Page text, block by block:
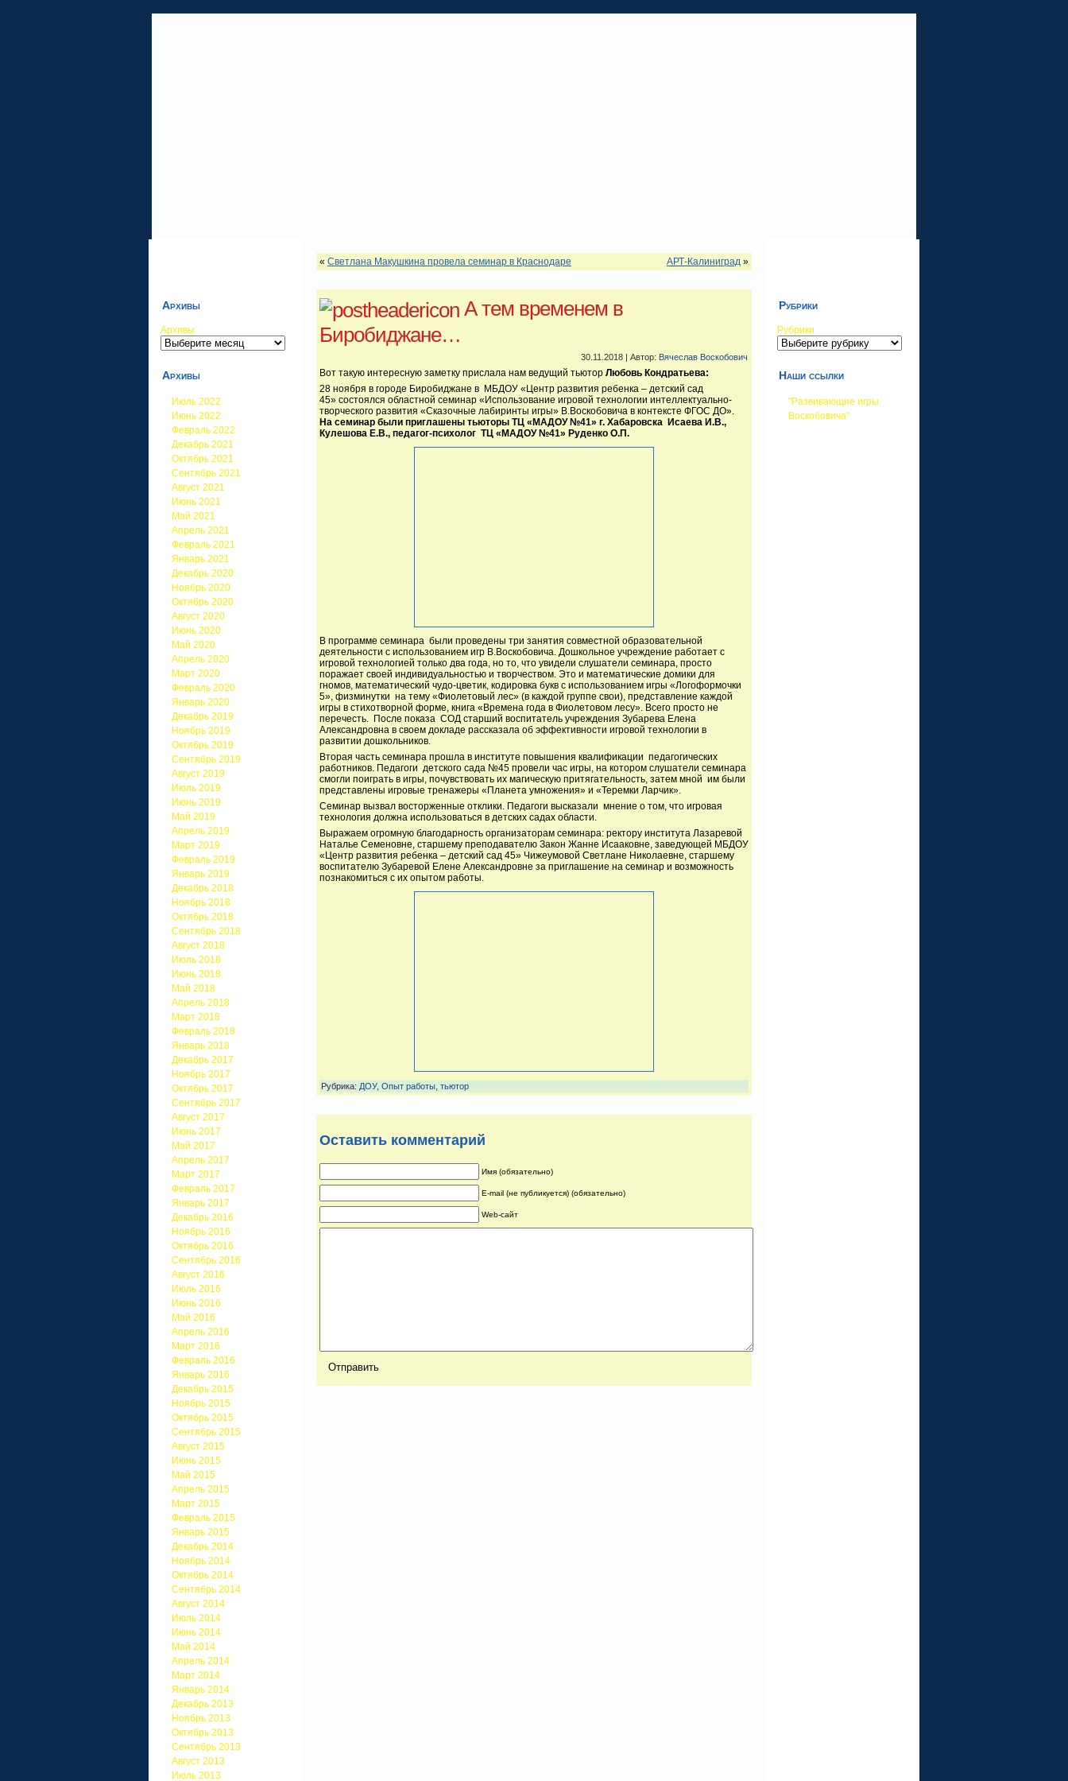
Архивы
Архивы
Архивы
Июль 2022
Июнь 2022
Февраль 2022
Декабрь 2021
Октябрь 2021
Сентябрь 2021
Август 2021
Июнь 2021
Май 2021
Апрель 2021
Февраль 2021
Январь 2021
Декабрь 2020
Ноябрь 2020
Октябрь 2020
Август 2020
Июнь 2020
Май 2020
Апрель 2020
Март 2020
Февраль 2020
Январь 2020
Декабрь 2019
Ноябрь 2019
Октябрь 2019
Сентябрь 2019
Август 2019
Июль 2019
Июнь 2019
Май 2019
Апрель 2019
Март 2019
Февраль 2019
Январь 2019
Декабрь 2018
Ноябрь 2018
Октябрь 2018
Сентябрь 2018
Август 2018
Июль 2018
Июнь 2018
Май 2018
Апрель 2018
Март 2018
Февраль 2018
Январь 2018
Декабрь 2017
Ноябрь 2017
Октябрь 2017
Сентябрь 2017
Август 2017
Июнь 2017
Май 2017
Апрель 2017
Март 2017
Февраль 2017
Январь 2017
Декабрь 2016
Ноябрь 2016
Октябрь 2016
Сентябрь 2016
Август 2016
Июль 2016
Июнь 2016
Май 2016
Апрель 2016
Март 2016
Февраль 2016
Январь 2016
Декабрь 2015
Ноябрь 2015
Октябрь 2015
Сентябрь 2015
Август 2015
Июнь 2015
Май 2015
Апрель 2015
Март 2015
Февраль 2015
Январь 2015
Декабрь 2014
Ноябрь 2014
Октябрь 2014
Сентябрь 2014
Август 2014
Июль 2014
Июнь 2014
Май 2014
Апрель 2014
Март 2014
Январь 2014
Декабрь 2013
Ноябрь 2013
Октябрь 2013
Сентябрь 2013
Август 2013
Июль 2013
« Светлана Макушкина провела семинар в Краснодаре АРТ-Калиниград »
А тем временем в
Биробиджане…
30.11.2018 | Автор: Вячеслав Воскобович
Вот такую интересную заметку прислала нам ведущий тьютор Любовь Кондратьева:
28 ноября в городе Биробиджане в МБДОУ «Центр развития ребенка – детский сад
45» состоялся областной семинар «Использование игровой технологии интеллектуально-
творческого развития «Сказочные лабиринты игры» В.Воскобовича в контексте ФГОС ДО».
На семинар были приглашены тьюторы ТЦ «МАДОУ №41» г. Хабаровска Исаева И.В.,
Кулешова Е.В., педагог-психолог ТЦ «МАДОУ №41» Руденко О.П.
В программе семинара были проведены три занятия совместной образовательной
деятельности с использованием игр В.Воскобовича. Дошкольное учреждение работает с
игровой технологией только два года, но то, что увидели слушатели семинара, просто
поражает своей индивидуальностью и творчеством. Это и математические домики для
гномов, математический чудо-цветик, кодировка букв с использованием игры «Логоформочки
5», физминутки на тему «Фиолетовый лес» (в каждой группе свои), представление каждой
игры в стихотворной форме, книга «Времена года в Фиолетовом лесу». Всего просто не
перечесть. После показа СОД старший воспитатель учреждения Зубарева Елена
Александровна в своем докладе рассказала об эффективности игровой технологии в
развитии дошкольников.
Вторая часть семинара прошла в институте повышения квалификации педагогических
работников. Педагоги детского сада №45 провели час игры, на котором слушатели семинара
смогли поиграть в игры, почувствовать их магическую притягательность, затем мной им были
представлены игровые тренажеры «Планета умножения» и «Теремки Ларчик».
Семинар вызвал восторженные отклики. Педагоги высказали мнение о том, что игровая
технология должна использоваться в детских садах области.
Выражаем огромную благодарность организаторам семинара: ректору института Лазаревой
Наталье Семеновне, старшему преподавателю Закон Жанне Исааковне, заведующей МБДОУ
«Центр развития ребенка – детский сад 45» Чижеумовой Светлане Николаевне, старшему
воспитателю Зубаревой Елене Александровне за приглашение на семинар и возможность
познакомиться с их опытом работы.
Рубрика: ДОУ, Опыт работы тьютор
Оставить комментарий
Имя (обязательно)
E-mail (не публикуется) (обязательно)
Web-сайт
Рубрики
Рубрики
Наши ссылки
"Развивающие игры
Воскобовича"